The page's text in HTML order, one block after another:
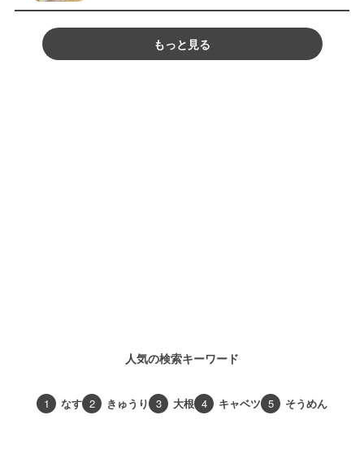
もっと見る
人気の検索キーワード
1 なす 2 きゅうり 3 大根 4 キャベツ 5 そうめん